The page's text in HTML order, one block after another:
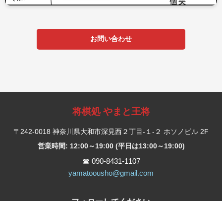
お問い合わせ
将棋処 やまと王将
〒242-0018 神奈川県大和市深見西２丁目-１-２ ホソノビル 2F
営業時間: 12:00～19:00 (平日は13:00～19:00)
☎ 090-8431-1107
yamatoousho@gmail.com